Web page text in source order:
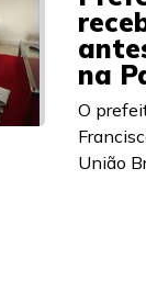
na
O
União